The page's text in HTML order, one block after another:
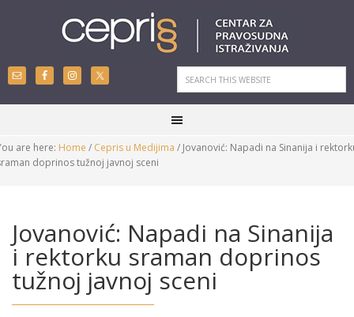
are here: Home / Cepris u Medijima / Jovanović: Napadi na Sinanija i
doprinos tužnoj javnoj sceni
Jovanović: Napadi na Sinanija
i rektorku sraman doprinos
tužnoj javnoj sceni